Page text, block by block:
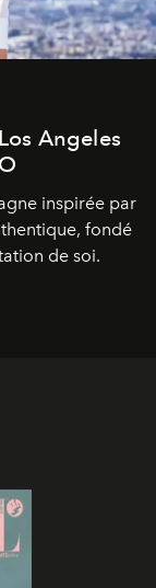
Angeles
inspirée par
fondé
de soi.